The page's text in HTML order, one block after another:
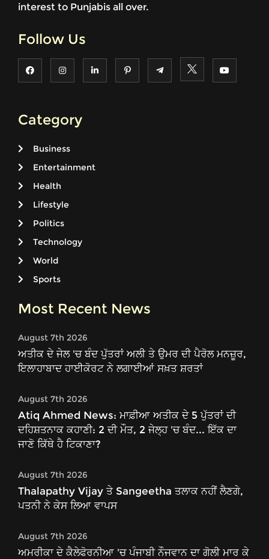
interest to Punjabis all over.
Follow Us
Category
Business
Entertainment
Health
Lifestyle
Politics
Technology
World
Sports
Most Recent News
August 7th 2026
ਅਤੀਕ ਦੇ ਜੇਲ 'ਚ ਬੰਦ ਪੁੱਤਰਾਂ ਅਲੀ ਤੇ ਉਮਰ ਦੀ ਪੈਰੋਲ ਮਨਜ਼ੂਰ,
ਇਲਾਹਾਬਾਦ ਹਾਈਕੋਰਟ ਨੇ ਲਗਾਈਆਂ ਸਖ਼ਤ ਸ਼ਰਤਾਂ
August 7th 2026
Atiq Ahmed News: ਮਾਫ਼ੀਆ ਅਤੀਕ ਦੇ 5 ਪੁੱਤਰਾਂ ਦੀ
ਦਹਿਸ਼ਤਨਾਕ ਕਹਾਣੀ: 2 ਦੀ ਮੌਤ, 2 ਜੇਲ੍ਹ 'ਚ ਬੰਦ... ਇੱਕ ਦਾ
ਜਾਣੋ ਕਿੱਥੇ ਹੈ ਟਿਕਾਣਾ?
August 7th 2026
Thalapathy Vijay ਤੇ Sangeetha ਤਲਾਕ ਨਹੀਂ ਲੈਣਗੇ,
ਪਤਨੀ ਨੇ ਕੇਸ ਲਿਆ ਵਾਪਸ
August 7th 2026
ਅਮਰੀਕਾ ਦੇ ਕੈਲੇਫੋਰਨੀਆ 'ਚ ਪੰਜਾਬੀ ਨੌਜਵਾਨ ਦਾ ਗੋਲੀ ਮਾਰ ਕੇ